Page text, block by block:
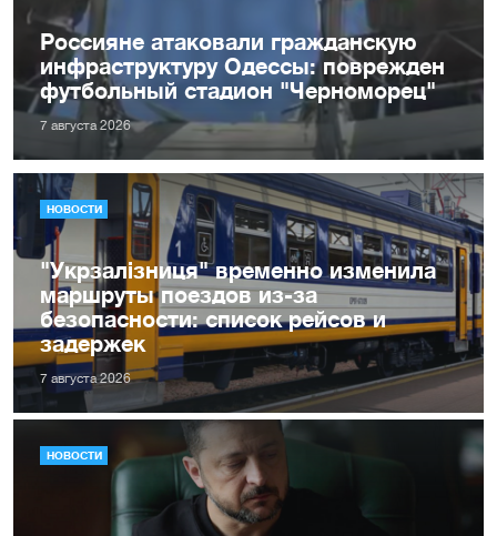
Россияне атаковали гражданскую
инфраструктуру Одессы: поврежден
футбольный стадион "Черноморец"
7 августа 2026
НОВОСТИ
"Укрзалізниця" временно изменила
маршруты поездов из-за
безопасности: список рейсов и
задержек
7 августа 2026
НОВОСТИ